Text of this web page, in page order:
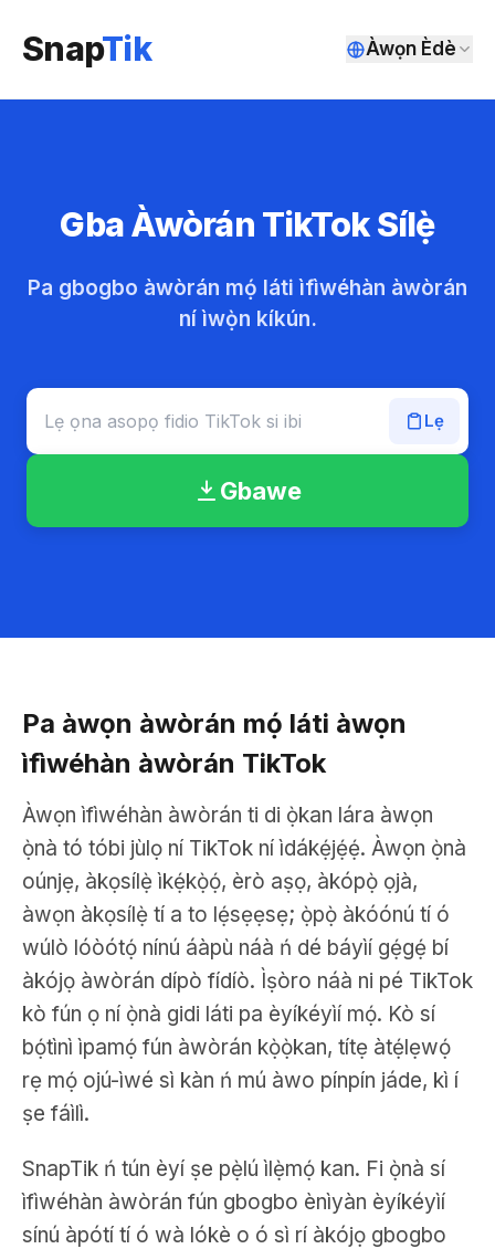
SnapTik Àwọn Èdè
Gba Àwòrán TikTok Sílẹ̀
Pa gbogbo àwòrán mọ́ láti ìfìwéhàn àwòrán
ní ìwọ̀n kíkún.
Lẹ
Gbawe
Pa àwọn àwòrán mọ́ láti àwọn
ìfìwéhàn àwòrán TikTok
Àwọn ìfìwéhàn àwòrán ti di ọ̀kan lára àwọn
ọ̀nà tó tóbi jùlọ ní TikTok ní ìdákẹ́jẹ́ẹ́. Àwọn ọ̀nà
oúnjẹ, àkọsílẹ̀ ìkẹ́kọ̀ọ́, èrò aṣọ, àkópọ̀ ọjà,
àwọn àkọsílẹ̀ tí a to lẹ́sẹẹsẹ; ọ̀pọ̀ àkóónú tí ó
wúlò lóòótọ́ nínú áàpù náà ń dé báyìí gẹ́gẹ́ bí
àkójọ àwòrán dípò fídíò. Ìṣòro náà ni pé TikTok
kò fún ọ ní ọ̀nà gidi láti pa èyíkéyìí mọ́. Kò sí
bọ́tìnì ìpamọ́ fún àwòrán kọ̀ọ̀kan, títẹ àtẹ́lẹwọ́
rẹ mọ́ ojú-ìwé sì kàn ń mú àwo pínpín jáde, kì í
ṣe fáìlì.
SnapTik ń tún èyí ṣe pẹ̀lú ìlẹ̀mọ́ kan. Fi ọ̀nà sí
ìfìwéhàn àwòrán fún gbogbo ènìyàn èyíkéyìí
sínú àpótí tí ó wà lókè o ó sì rí àkójọ gbogbo